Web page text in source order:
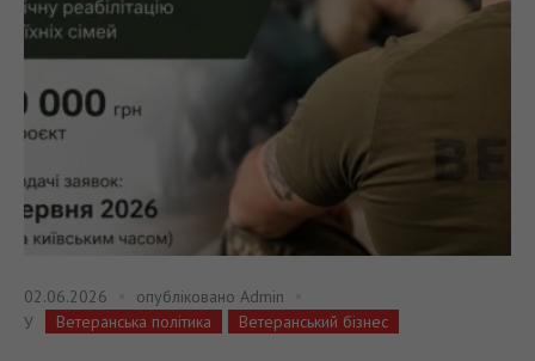
02.06.2026 опубліковано Admin
У
Ветеранська політика Ветеранський бізнес